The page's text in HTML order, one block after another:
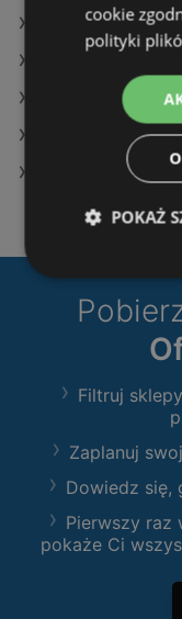
Oferty Rossmann
Oferty Hebe
Oferty Super-
Oferty Drogeria
Filtruj
Zaplanuj
Dowiedz się,
Pierwszy raz
pokaże Ci
cookie
polityki
POKAŻ